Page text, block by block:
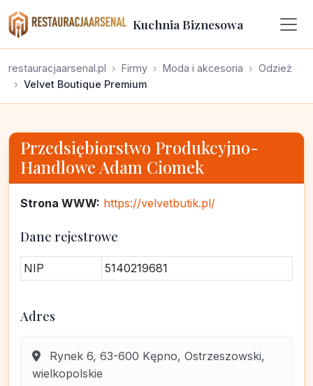
Kuchnia Biznesowa
restauracjaarsenal.pl Firmy Moda i akcesoria
Odzież
Velvet Boutique Premium
Przedsiębiorstwo Produkcyjno-
Handlowe Adam Ciomek
Strona WWW: https://velvetbutik.pl/
Dane rejestrowe
NIP 5140219681
Adres
Rynek 6, 63-600 Kępno, Ostrzeszowski,
wielkopolskie